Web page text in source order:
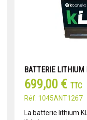
BATTERIE
699,00 € TTC
Réf: 1045ANT1267
La batterie lithium